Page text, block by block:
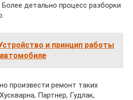
детально процесс разборки
и принцип работы
произвести ремонт таких
Партнер, Гудлак,